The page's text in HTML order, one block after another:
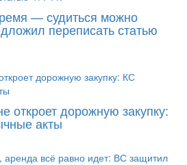
— судиться можно
переписать статью
откроет дорожную закупку:
акты